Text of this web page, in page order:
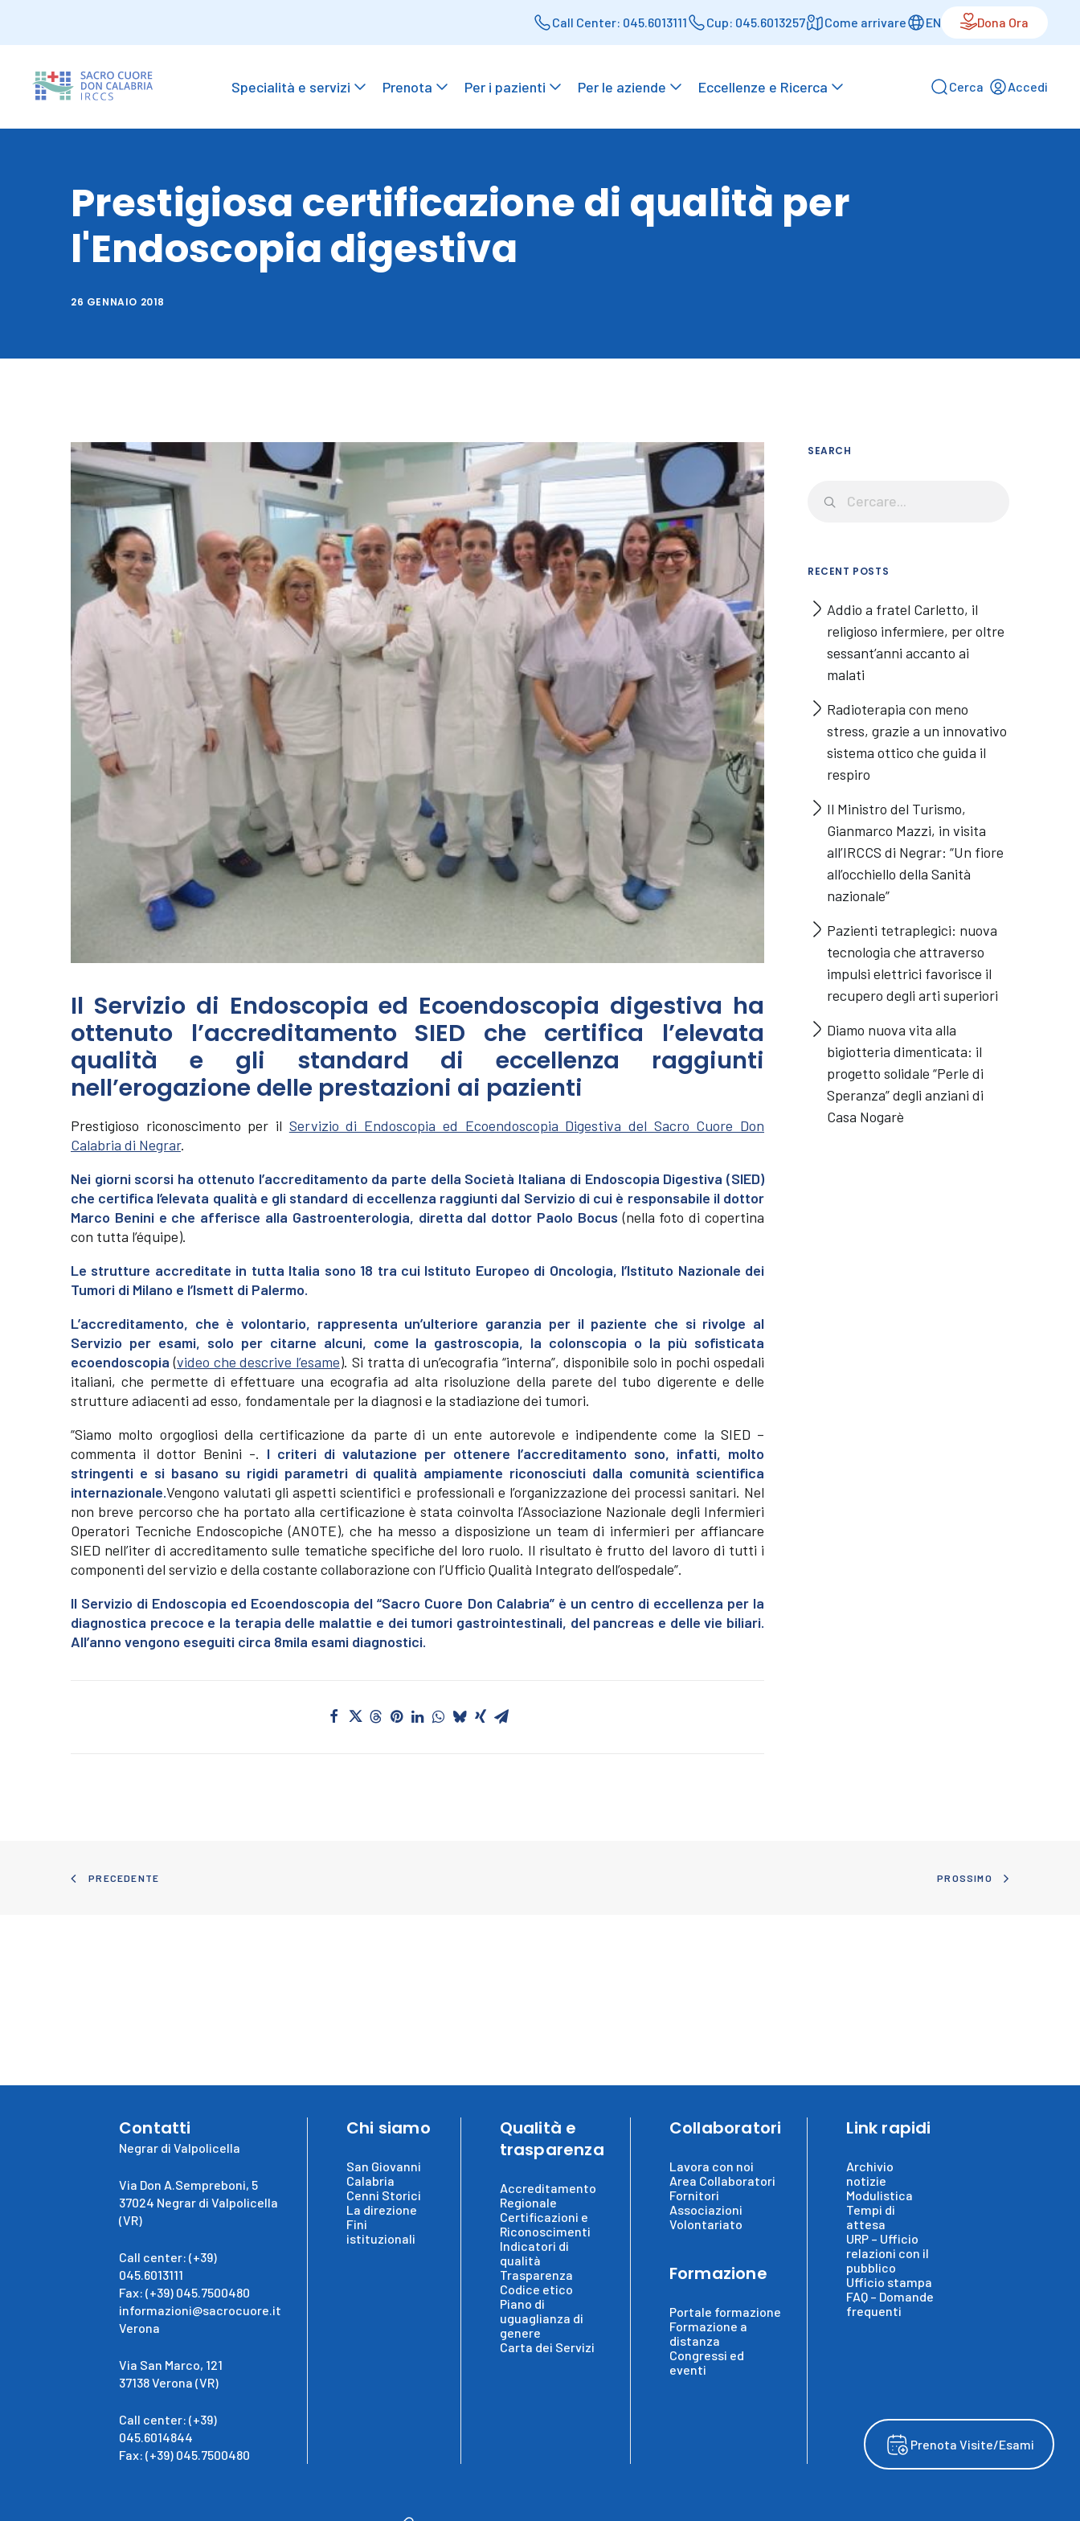
Call Center: 045.6013111 Cup: 045.6013257 Come arrivare EN Dona Ora
Specialità e servizi Prenota Per i pazienti Per le aziende Eccellenze e Ricerca Cerca Accedi
Prenota Visite/Esami
Prestigiosa certificazione di qualità per
l'Endoscopia digestiva
26 GENNAIO 2018
Il Servizio di Endoscopia ed Ecoendoscopia digestiva ha
ottenuto l’accreditamento SIED che certifica l’elevata
qualità e gli standard di eccellenza raggiunti
nell’erogazione delle prestazioni ai pazienti
Prestigioso riconoscimento per il Servizio di Endoscopia ed Ecoendoscopia Digestiva del Sacro Cuore Don
Calabria di Negrar.
Nei giorni scorsi ha ottenuto l’accreditamento da parte della Società Italiana di Endoscopia Digestiva (SIED)
che certifica l’elevata qualità e gli standard di eccellenza raggiunti dal Servizio di cui è responsabile il dottor
Marco Benini e che afferisce alla Gastroenterologia, diretta dal dottor Paolo Bocus (nella foto di copertina
con tutta l’équipe).
Le strutture accreditate in tutta Italia sono 18 tra cui Istituto Europeo di Oncologia, l’Istituto Nazionale dei
Tumori di Milano e l’Ismett di Palermo.
L’accreditamento, che è volontario, rappresenta un’ulteriore garanzia per il paziente che si rivolge al
Servizio per esami, solo per citarne alcuni, come la gastroscopia, la colonscopia o la più sofisticata
ecoendoscopia (video che descrive l’esame). Si tratta di un’ecografia “interna”, disponibile solo in pochi ospedali
italiani, che permette di effettuare una ecografia ad alta risoluzione della parete del tubo digerente e delle
strutture adiacenti ad esso, fondamentale per la diagnosi e la stadiazione dei tumori.
“Siamo molto orgogliosi della certificazione da parte di un ente autorevole e indipendente come la SIED –
commenta il dottor Benini -. I criteri di valutazione per ottenere l’accreditamento sono, infatti, molto
stringenti e si basano su rigidi parametri di qualità ampiamente riconosciuti dalla comunità scientifica
internazionale.Vengono valutati gli aspetti scientifici e professionali e l’organizzazione dei processi sanitari. Nel
non breve percorso che ha portato alla certificazione è stata coinvolta l’Associazione Nazionale degli Infermieri
Operatori Tecniche Endoscopiche (ANOTE), che ha messo a disposizione un team di infermieri per affiancare
SIED nell’iter di accreditamento sulle tematiche specifiche del loro ruolo. Il risultato è frutto del lavoro di tutti i
componenti del servizio e della costante collaborazione con l’Ufficio Qualità Integrato dell’ospedale”.
Il Servizio di Endoscopia ed Ecoendoscopia del “Sacro Cuore Don Calabria” è un centro di eccellenza per la
diagnostica precoce e la terapia delle malattie e dei tumori gastrointestinali, del pancreas e delle vie biliari.
All’anno vengono eseguiti circa 8mila esami diagnostici.
SEARCH
RECENT POSTS
Addio a fratel Carletto, il
religioso infermiere, per oltre
sessant’anni accanto ai
malati
Radioterapia con meno
stress, grazie a un innovativo
sistema ottico che guida il
respiro
Il Ministro del Turismo,
Gianmarco Mazzi, in visita
all’IRCCS di Negrar: “Un fiore
all’occhiello della Sanità
nazionale”
Pazienti tetraplegici: nuova
tecnologia che attraverso
impulsi elettrici favorisce il
recupero degli arti superiori
Diamo nuova vita alla
bigiotteria dimenticata: il
progetto solidale “Perle di
Speranza” degli anziani di
Casa Nogarè
PRECEDENTE PROSSIMO
Contatti
Negrar di Valpolicella
Via Don A.Sempreboni, 5
37024 Negrar di Valpolicella
(VR)
Call center: (+39)
045.6013111
Fax: (+39) 045.7500480
informazioni@sacrocuore.it
Verona
Via San Marco, 121
37138 Verona (VR)
Call center: (+39)
045.6014844
Fax: (+39) 045.7500480
Chi siamo
San Giovanni
Calabria
Cenni Storici
La direzione
Fini
istituzionali
Qualità e
trasparenza
Accreditamento
Regionale
Certificazioni e
Riconoscimenti
Indicatori di
qualità
Trasparenza
Codice etico
Piano di
uguaglianza di
genere
Carta dei Servizi
Collaboratori
Lavora con noi
Area Collaboratori
Fornitori
Associazioni
Volontariato
Formazione
Portale formazione
Formazione a
distanza
Congressi ed
eventi
Link rapidi
Archivio
notizie
Modulistica
Tempi di
attesa
URP – Ufficio
relazioni con il
pubblico
Ufficio stampa
FAQ – Domande
frequenti